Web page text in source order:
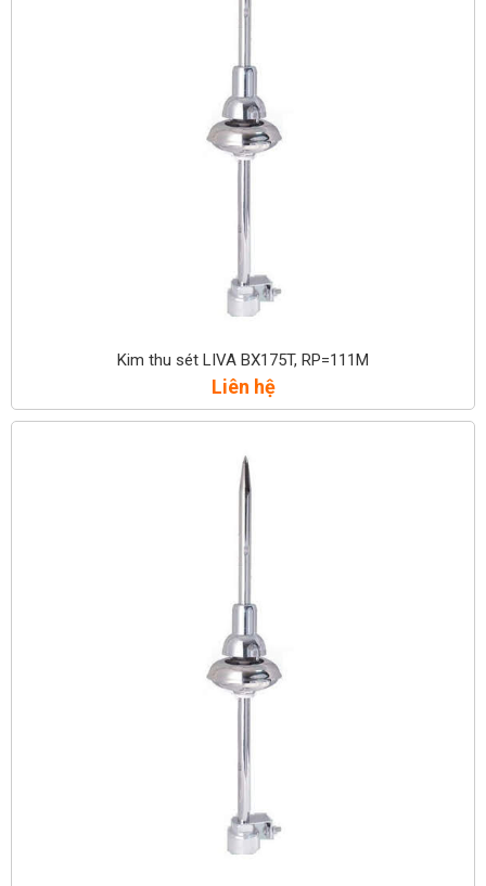
Kim thu sét LIVA BX175T, RP=111M
Liên hệ